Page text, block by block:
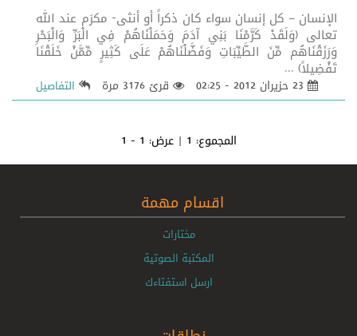
الإنسان – كل إنسان سواء كان ذكراً أو أنثى- مكرَم عند الله
تعالى (وَلَقَدْ كَرَّمْنَا بَنِي آدَمَ وَحَمَلْنَاهُمْ فِي الْبَرِّ وَالْبَحْرِ
وَرَزَقْنَاهُم مِّنَ الطَّيِّبَاتِ وَفَضَّلْنَاهُمْ عَلَى كَثِيرٍ مِّمَّنْ خَلَقْنَا
تَفْضِيلاً) ...
قرئ 3176 مرة التفاصيل
المجموع: 1 | عرض: 1 - 1
اقسام مهمة
مختارات
المكتبة الصوتية
ارسل استفتاءك